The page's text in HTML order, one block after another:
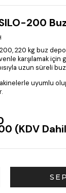
200
220 kg buz
karşılamak için
uzun süreli
uyumlu
(KDV